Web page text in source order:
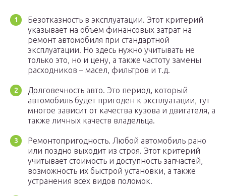
Безотказность в эксплуатации. Этот критерий
указывает на объем финансовых затрат на
ремонт автомобиля при стандартной
эксплуатации. Но здесь нужно учитывать не
только это, но и цену, а также частоту замены
расходников – масел, фильтров и т.д.
Долговечность авто. Это период, который
автомобиль будет пригоден к эксплуатации, тут
многое зависит от качества кузова и двигателя, а
также личных качеств владельца.
Ремонтопригодность. Любой автомобиль рано
или поздно выходит из строя. Этот критерий
учитывает стоимость и доступность запчастей,
возможность их быстрой установки, а также
устранения всех видов поломок.